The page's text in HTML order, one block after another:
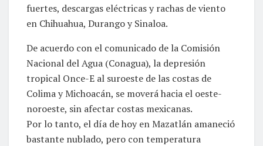
fuertes, descargas eléctricas y rachas de viento
en Chihuahua, Durango y Sinaloa.
De acuerdo con el comunicado de la Comisión
Nacional del Agua (Conagua), la depresión
tropical Once-E al suroeste de las costas de
Colima y Michoacán, se moverá hacia el oeste-
noroeste, sin afectar costas mexicanas.
Por lo tanto, el día de hoy en Mazatlán amaneció
bastante nublado, pero con temperatura